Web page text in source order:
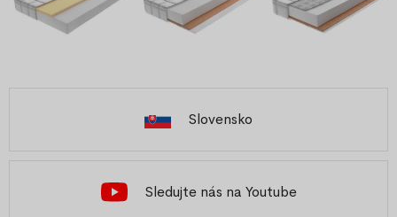
Slovensko
Sledujte nás na Youtube